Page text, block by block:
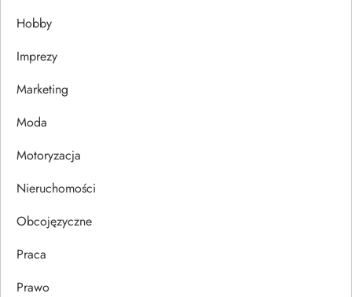
a
w
p
u
Hobby
Imprezy
Marketing
Moda
Motoryzacja
Nieruchomości
Obcojęzyczne
Praca
Prawo